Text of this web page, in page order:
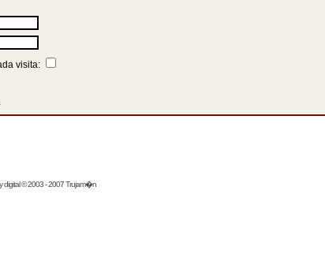
visita:
digital © 2003 - 2007 Trujam�n